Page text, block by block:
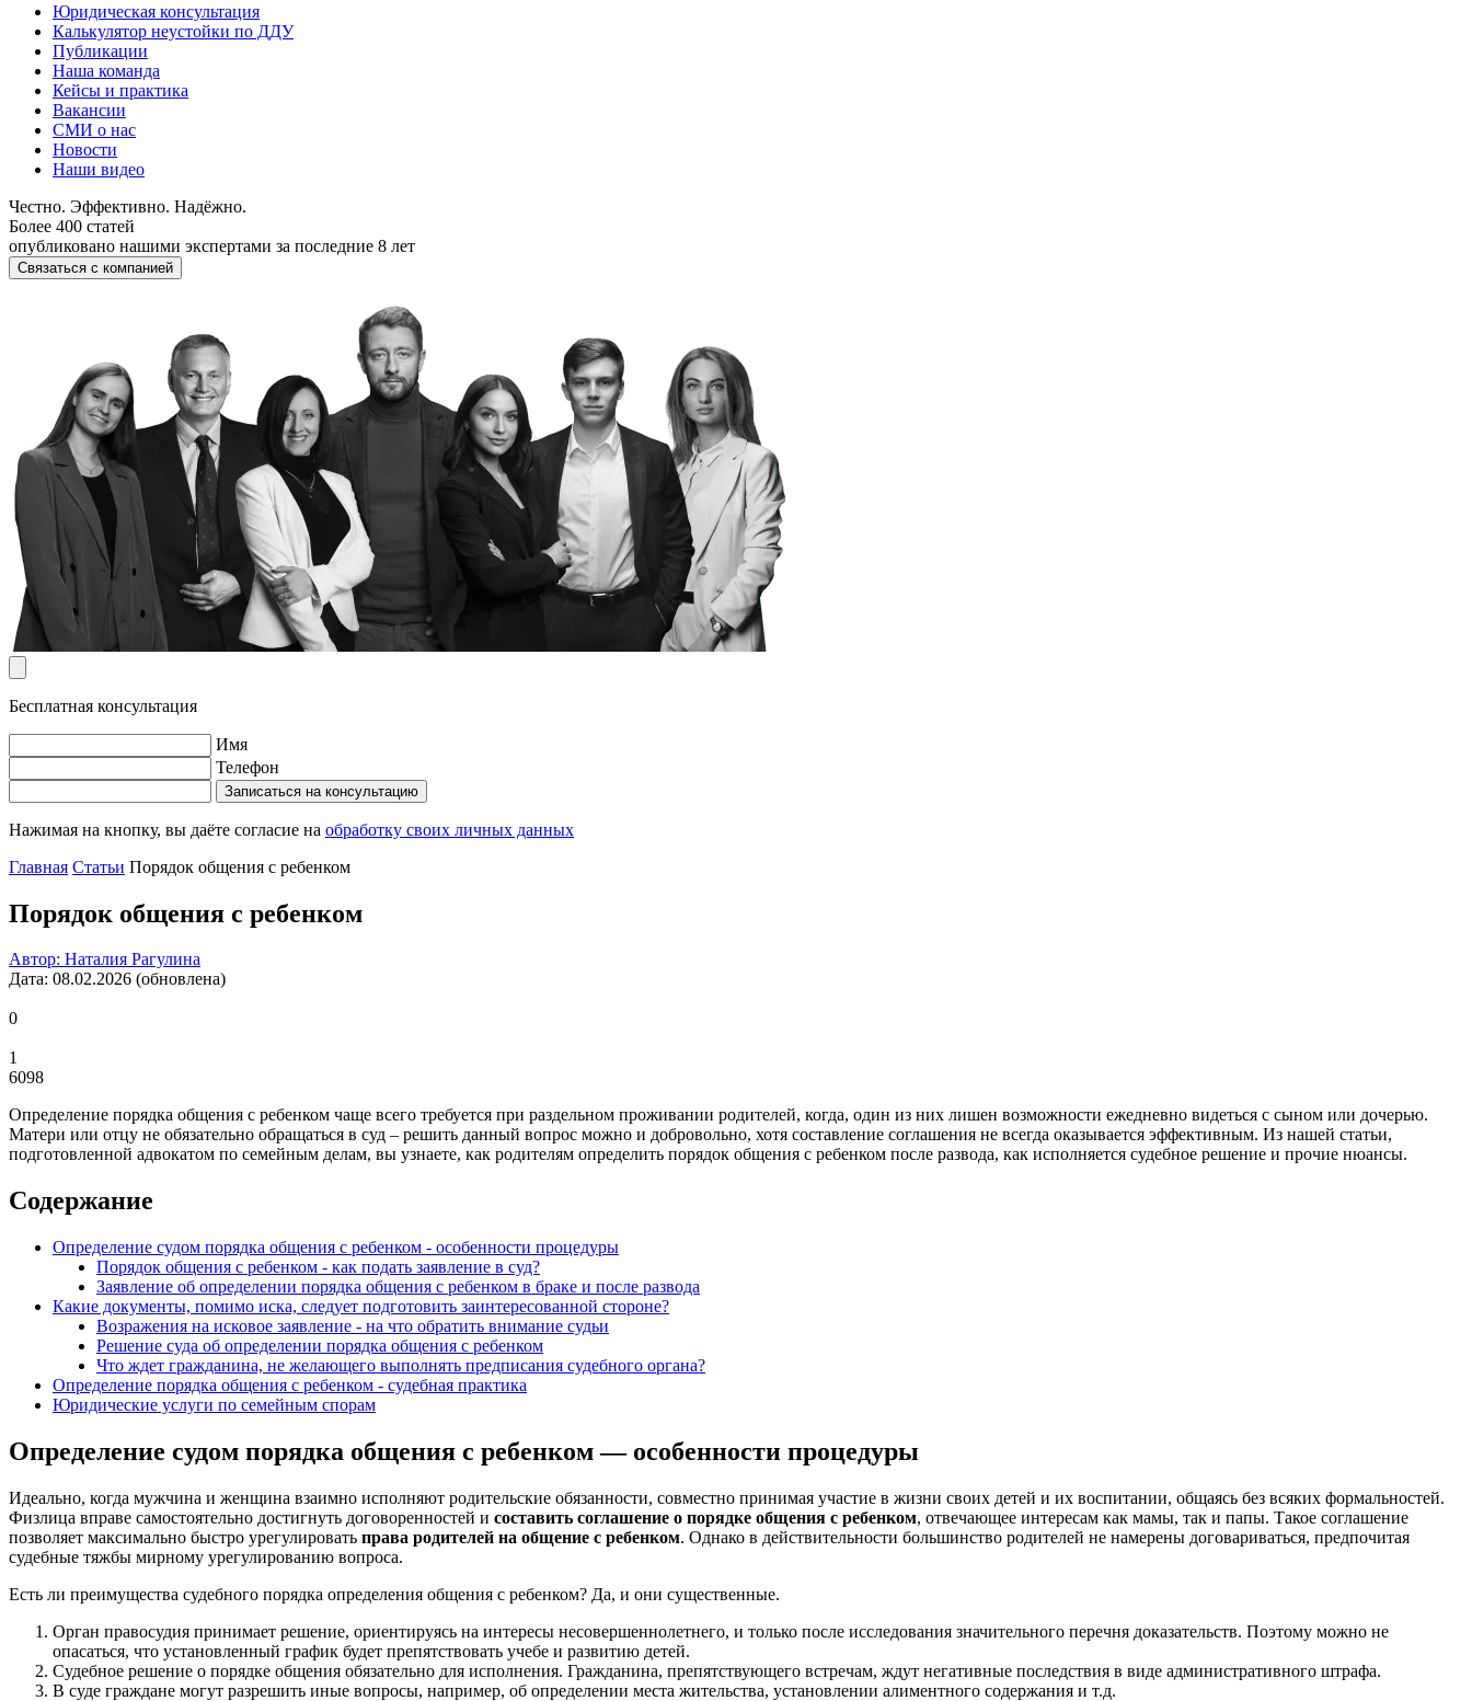
Юридическая консультация
Калькулятор неустойки по ДДУ
Публикации
Наша команда
Кейсы и практика
Вакансии
СМИ о нас
Новости
Наши видео
Честно. Эффективно. Надёжно.
Более 400 статей
опубликовано нашими экспертами за последние 8 лет
Связаться с компанией
Бесплатная консультация
Имя
Телефон
Записаться на консультацию
Нажимая на кнопку, вы даёте согласие на обработку своих личных данных
Главная Статьи Порядок общения с ребенком
Порядок общения с ребенком
Автор: Наталия Рагулина
Дата: 08.02.2026 (обновлена)
0
1
6098
Определение порядка общения с ребенком чаще всего требуется при раздельном проживании родителей, когда, один из них лишен возможности ежедневно видеться с сыном или дочерью.
Матери или отцу не обязательно обращаться в суд – решить данный вопрос можно и добровольно, хотя составление соглашения не всегда оказывается эффективным. Из нашей статьи,
подготовленной адвокатом по семейным делам, вы узнаете, как родителям определить порядок общения с ребенком после развода, как исполняется судебное решение и прочие нюансы.
Содержание
Определение судом порядка общения с ребенком - особенности процедуры
Порядок общения с ребенком - как подать заявление в суд?
Заявление об определении порядка общения с ребенком в браке и после развода
Какие документы, помимо иска, следует подготовить заинтересованной стороне?
Возражения на исковое заявление - на что обратить внимание судьи
Решение суда об определении порядка общения с ребенком
Что ждет гражданина, не желающего выполнять предписания судебного органа?
Определение порядка общения с ребенком - судебная практика
Юридические услуги по семейным спорам
Определение судом порядка общения с ребенком — особенности процедуры
Идеально, когда мужчина и женщина взаимно исполняют родительские обязанности, совместно принимая участие в жизни своих детей и их воспитании, общаясь без всяких формальностей.
Физлица вправе самостоятельно достигнуть договоренностей и составить соглашение о порядке общения с ребенком, отвечающее интересам как мамы, так и папы. Такое соглашение
позволяет максимально быстро урегулировать права родителей на общение с ребенком. Однако в действительности большинство родителей не намерены договариваться, предпочитая
судебные тяжбы мирному урегулированию вопроса.
Есть ли преимущества судебного порядка определения общения с ребенком? Да, и они существенные.
Орган правосудия принимает решение, ориентируясь на интересы несовершеннолетнего, и только после исследования значительного перечня доказательств. Поэтому можно не
опасаться, что установленный график будет препятствовать учебе и развитию детей.
Судебное решение о порядке общения обязательно для исполнения. Гражданина, препятствующего встречам, ждут негативные последствия в виде административного штрафа.
В суде граждане могут разрешить иные вопросы, например, об определении места жительства, установлении алиментного содержания и т.д.